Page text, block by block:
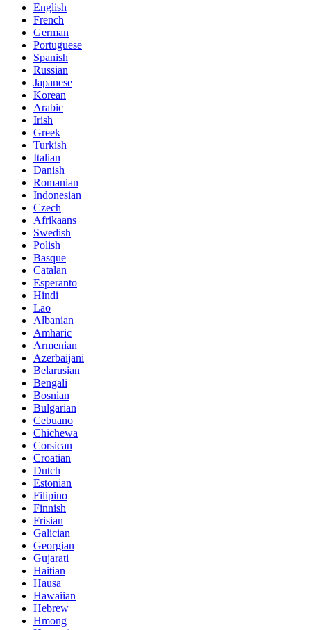
English
French
German
Portuguese
Spanish
Russian
Japanese
Korean
Arabic
Irish
Greek
Turkish
Italian
Danish
Romanian
Indonesian
Czech
Afrikaans
Swedish
Polish
Basque
Catalan
Esperanto
Hindi
Lao
Albanian
Amharic
Armenian
Azerbaijani
Belarusian
Bengali
Bosnian
Bulgarian
Cebuano
Chichewa
Corsican
Croatian
Dutch
Estonian
Filipino
Finnish
Frisian
Galician
Georgian
Gujarati
Haitian
Hausa
Hawaiian
Hebrew
Hmong